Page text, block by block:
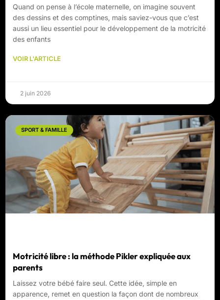
Quand on pense à l’école maternelle, on imagine souvent
des dessins et des comptines, mais saviez-vous que c’est
aussi un lieu essentiel pour le développement de la motricité
des enfants
VOIR L'ARTICLE
2 juin 2026
SPORT & FAMILLE
Motricité libre : la méthode Pikler expliquée aux
parents
Laissez votre bébé faire seul. Cette idée, simple en
apparence, remet en question la façon dont de nombreux